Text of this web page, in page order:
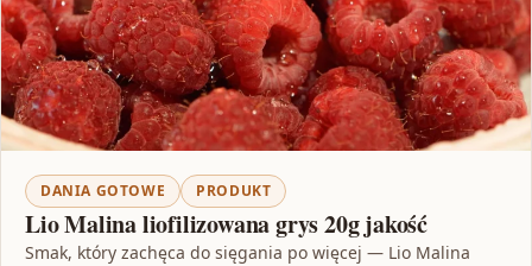
DANIA GOTOWE PRODUKT
Lio Malina liofilizowana grys 20g jakość
Smak, który zachęca do sięgania po więcej — Lio Malina